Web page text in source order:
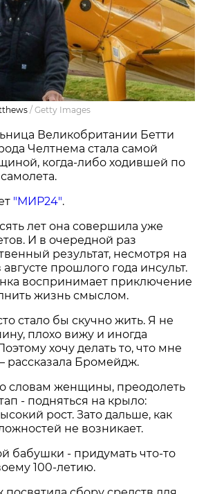
/Getty Images
Великобритании Бетти
Челтнема стала самой
когда-либо ходившей по
"МИР24".
лет она совершила уже
И в очередной раз
результат, несмотря на
прошлого года инсульт.
воспринимает приключение
жизнь смыслом.
стало бы скучно жить. Я не
плохо вижу и иногда
хочу делать то, что мне
рассказала Бромейдж.
словам женщины, преодолеть
- подняться на крыло:
рост. Зато дальше, как
не возникает.
бабушки - придумать что-то
100-летию.